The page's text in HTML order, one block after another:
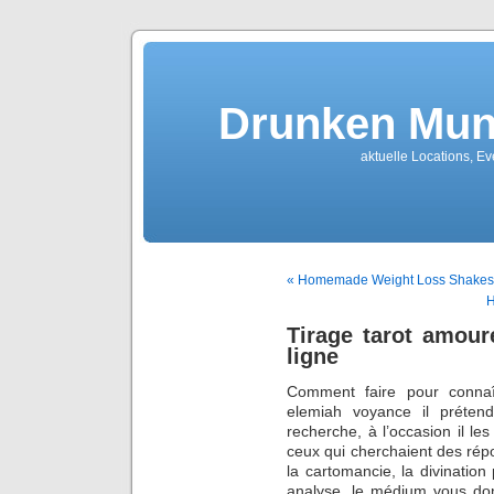
Drunken
aktuelle Locations,
« Homemade Weight Loss Shakes
Tirage tarot
ligne
Comment faire pour
elemiah voyance il
recherche, à l’occasion il
ceux qui cherchaient des
la cartomancie, la
analyse, le médium vous